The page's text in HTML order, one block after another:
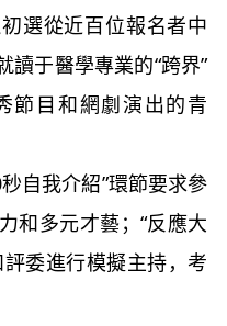
選從近百位報名者中
讀于醫學專業的“跨界”
節目和網劇演出的青
自我介紹”環節要求參
和多元才藝；“反應大
委進行模擬主持，考